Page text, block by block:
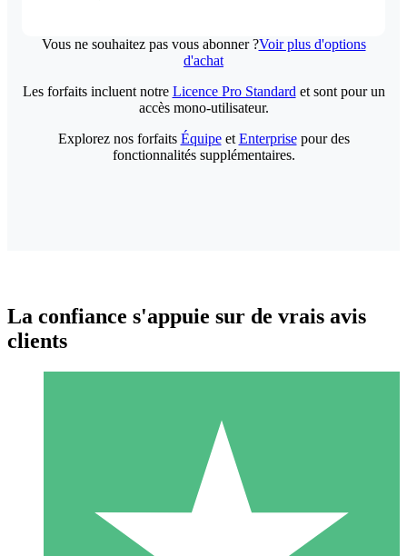
Vous ne souhaitez pas vous abonner ?Voir plus d'options
d'achat
Packs de Crédits Individuels
Payez à l'utilisation avec des crédits de téléchargement. Sans
Les forfaits incluent notre Licence Pro Standard et sont pour un
accès mono-utilisateur.
Explorez nos forfaits Équipeet Enterprisepour des
fonctionnalités supplémentaires.
La confiance s'appuie sur de vrais avis
clients